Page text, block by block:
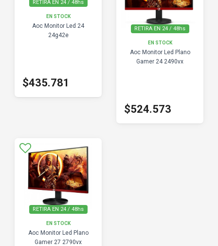
RETIRA EN 24 / 48hs
EN STOCK
Aoc Monitor Led 24
24g42e
$435.781
RETIRA EN 24 / 48hs
EN STOCK
Aoc Monitor Led Plano
Gamer 24 2490vx
$524.573
RETIRA EN 24 / 48hs
EN STOCK
Aoc Monitor Led Plano
Gamer 27 2790vx